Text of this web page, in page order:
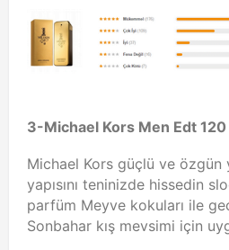
3-Michael Kors Men Edt
Michael Kors güçlü ve özgün
yapısını teninizde hissedin
parfüm Meyve kokuları ile
Sonbahar kış mevsimi için